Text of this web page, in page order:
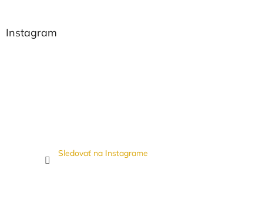
Instagram
Sledovať na Instagrame